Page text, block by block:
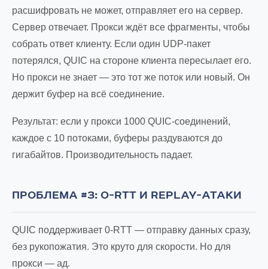
расшифровать не может, отправляет его на сервер.
Сервер отвечает. Прокси ждёт все фрагменты, чтобы
собрать ответ клиенту. Если один UDP-пакет
потерялся, QUIC на стороне клиента пересылает его.
Но прокси не знает — это тот же поток или новый. Он
держит буфер на всё соединение.
Результат: если у прокси 1000 QUIC-соединений,
каждое с 10 потоками, буферы раздуваются до
гигабайтов. Производительность падает.
ПРОБЛЕМА #3: 0-RTT И REPLAY-АТАКИ
QUIC поддерживает 0-RTT — отправку данных сразу,
без рукопожатия. Это круто для скорости. Но для
прокси — ад.